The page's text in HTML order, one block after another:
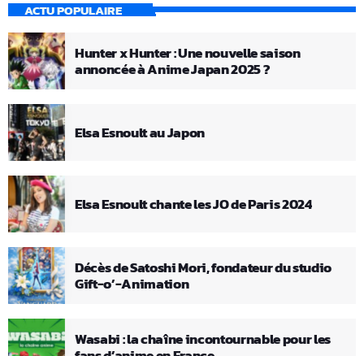
ACTU POPULAIRE
Hunter x Hunter : Une nouvelle saison
annoncée à Anime Japan 2025 ?
Elsa Esnoult au Japon
Elsa Esnoult chante les JO de Paris 2024
Décès de Satoshi Mori, fondateur du studio
Gift-o’-Animation
Wasabi : la chaîne incontournable pour les